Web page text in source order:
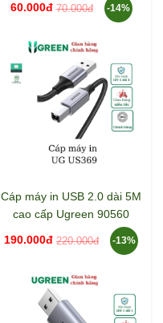
60.000đ 70.000đ -14%
Cáp máy in USB 2.0 dài 5M
cao cấp Ugreen 90560
190.000đ 220.000đ -13%